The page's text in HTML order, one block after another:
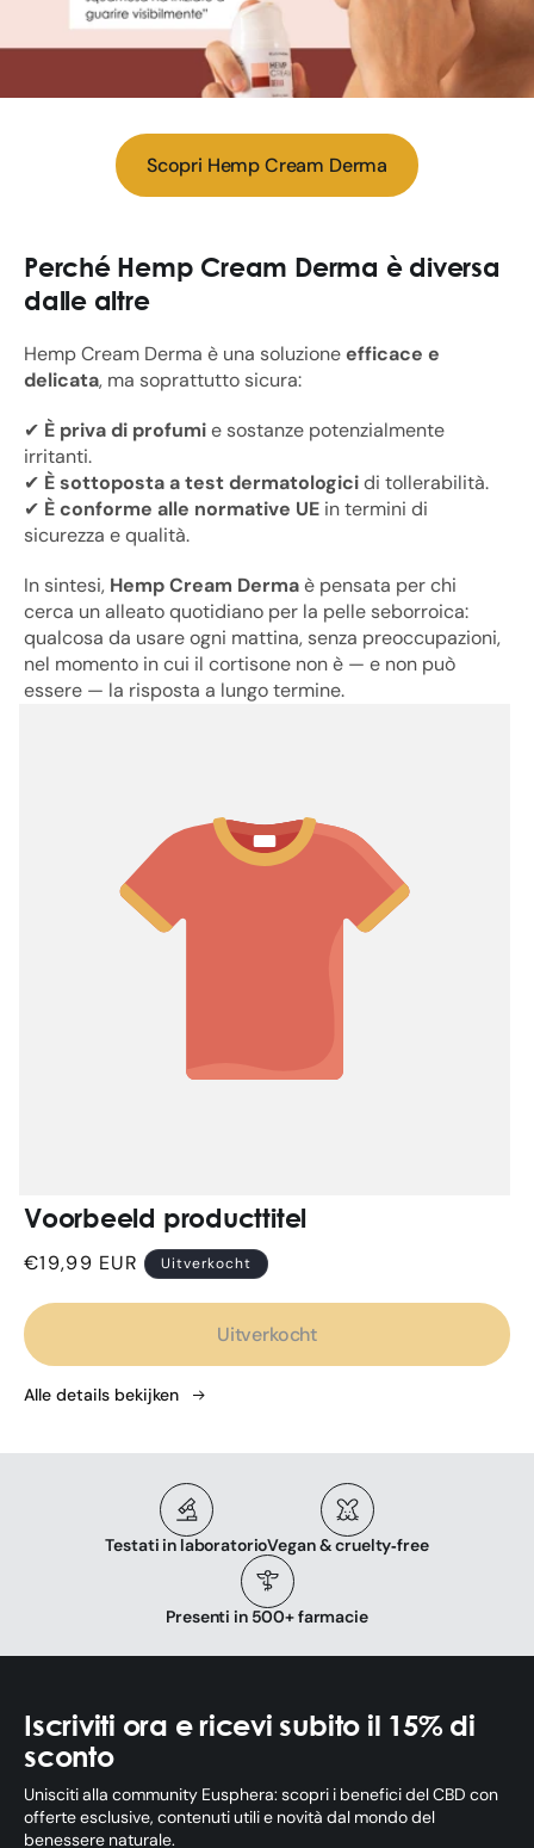
Scopri Hemp Cream Derma
Perché Hemp Cream Derma è diversa
dalle altre
Hemp Cream Derma è una soluzioneefficace e
delicata, ma soprattutto sicura:
✔ È priva di profumie sostanze potenzialmente
irritanti.
✔ È sottoposta a test dermatologicidi tollerabilità.
✔ È conforme alle normative UE in termini di
sicurezza e qualità.
In sintesi, Hemp Cream Dermaè pensata per chi
cerca un alleato quotidiano per la pelle seborroica:
qualcosa da usare ogni mattina, senza preoccupazioni,
nel momento in cui il cortisone non è — e non può
essere — la risposta a lungo termine.
Voorbeeld producttitel
Normale
€19,99 EUR Uitverkocht
Uitverkocht
Alle details bekijken
Testati in laboratorioVegan & cruelty‑free
Presenti in 500+ farmacie
Iscriviti ora e ricevi subito il 15% di
sconto
Unisciti alla community Eusphera: scopri i benefici del CBD con
offerte esclusive, contenuti utili e novità dal mondo del
benessere naturale.